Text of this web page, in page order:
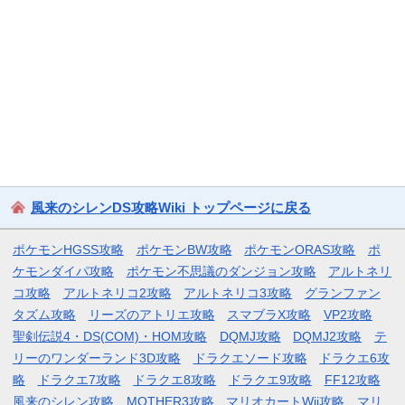
風来のシレンDS攻略Wiki トップページに戻る
ポケモンHGSS攻略 ポケモンBW攻略 ポケモンORAS攻略
ポ
ケモンダイパ攻略
ポケモン不思議のダンジョン攻略
アルトネリ
コ攻略
アルトネリコ2攻略 アルトネリコ3攻略
グランファン
タズム攻略
リーズのアトリエ攻略 スマブラX攻略
VP2攻略
聖剣伝説4・DS(COM)・HOM攻略
DQMJ攻略 DQMJ2攻略
テ
リーのワンダーランド3D攻略
ドラクエソード攻略
ドラクエ6攻
略
ドラクエ7攻略 ドラクエ8攻略 ドラクエ9攻略
FF12攻略
風来のシレン攻略
MOTHER3攻略 マリオカートWii攻略 マリ